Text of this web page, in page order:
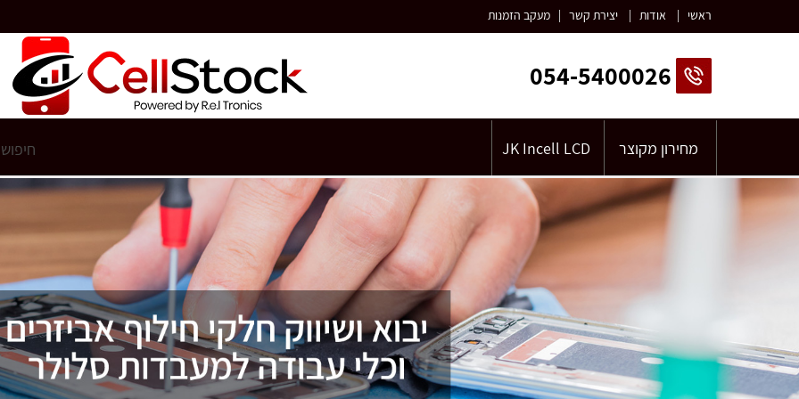
ראשי | אודות | יצירת קשר | מעקב הזמנות
054-5400026
מחירון מקוצר JK Incell LCD